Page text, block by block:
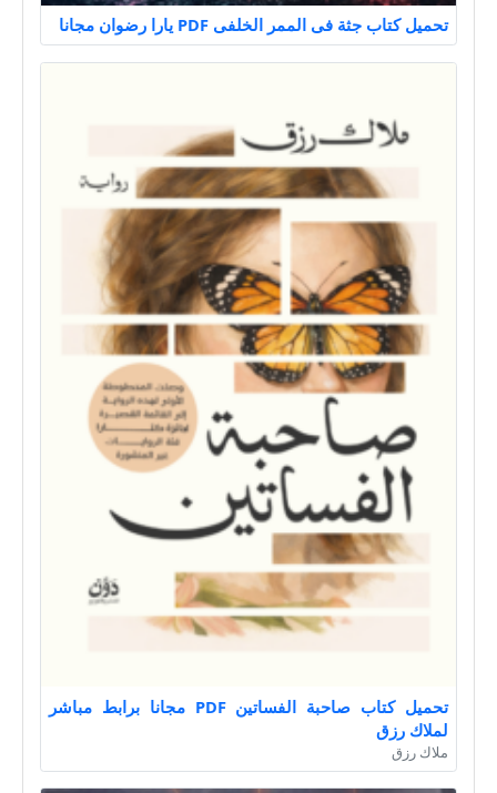
تحميل كتاب جثة فى الممر الخلفى PDF يارا رضوان مجانا
تحميل كتاب صاحبة الفساتين PDF مجانا برابط مباشر
لملاك رزق
ملاك رزق